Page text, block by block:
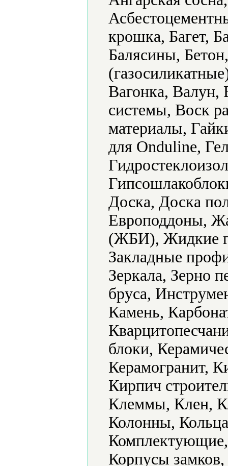
крошка, Багет,
Балясины,
Вагонка, Валун,
системы, Воск
материалы,
для Onduline,
Доска, Доска
Европоддоны,
(ЖБИ), Жидкие
Закладные
Зеркала, Зерно
бруса,
Камень,
блоки,
Керамогранит,
Кирпич
Клеммы, Клен,
Колонны,
Комплектующие,
Корпусы